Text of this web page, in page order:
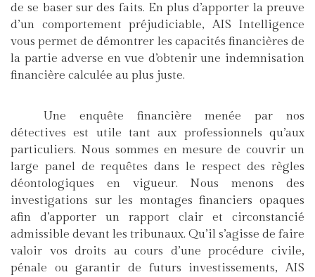
de se baser sur des faits. En plus d’apporter la preuve
d’un comportement préjudiciable, AIS Intelligence
vous permet de démontrer les capacités financières de
la partie adverse en vue d’obtenir une indemnisation
financière calculée au plus juste.
Une enquête financière menée par nos
détectives est utile tant aux professionnels qu’aux
particuliers. Nous sommes en mesure de couvrir un
large panel de requêtes dans le respect des règles
déontologiques en vigueur. Nous menons des
investigations sur les montages financiers opaques
afin d’apporter un rapport clair et circonstancié
admissible devant les tribunaux. Qu’il s’agisse de faire
valoir vos droits au cours d’une procédure civile,
pénale ou garantir de futurs investissements, AIS